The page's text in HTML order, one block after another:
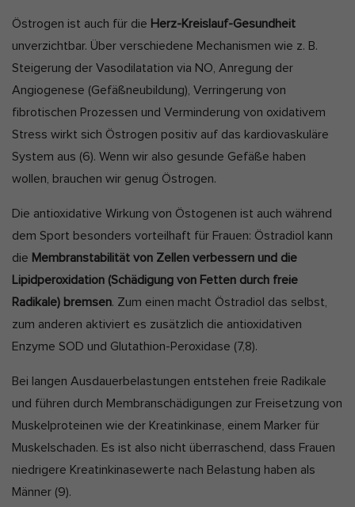
Östrogen ist auch für die Herz-Kreislauf-Gesundheit
unverzichtbar. Über verschiedene Mechanismen wie z. B.
Steigerung der Vasodilatation via NO, Anregung der
Angiogenese (Gefäßneubildung), Verringerung von
fibrotischen Prozessen und Verminderung von oxidativem
Stress wirkt sich Östrogen positiv auf das kardiovaskuläre
System aus (6). Wenn wir also gesunde Gefäße haben
wollen, brauchen wir genug Östrogen.
Die antioxidative Wirkung von Östogenen ist auch während
dem Sport besonders vorteilhaft für Frauen: Östradiol kann
die Membranstabilität von Zellen verbessern und die
Lipidperoxidation (Schädigung von Fetten durch freie
Radikale) bremsen. Zum einen macht Östradiol das selbst,
zum anderen aktiviert es zusätzlich die antioxidativen
Enzyme SOD und Glutathion-Peroxidase (7,8).
Bei langen Ausdauerbelastungen entstehen freie Radikale
und führen durch Membranschädigungen zur Freisetzung von
Muskelproteinen wie der Kreatinkinase, einem Marker für
Muskelschaden. Es ist also nicht überraschend, dass Frauen
niedrigere Kreatinkinasewerte nach Belastung haben als
Männer (9).